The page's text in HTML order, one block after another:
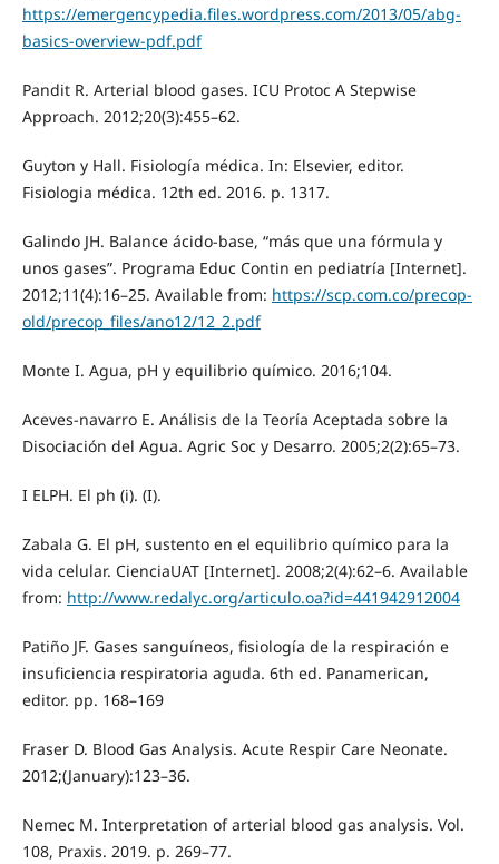
https://emergencypedia.files.wordpress.com/2013/05/abg-
basics-overview-pdf.pdf
Pandit R. Arterial blood gases. ICU Protoc A Stepwise
Approach. 2012;20(3):455–62.
Guyton y Hall. Fisiología médica. In: Elsevier, editor.
Fisiologia médica. 12th ed. 2016. p. 1317.
Galindo JH. Balance ácido-base, “más que una fórmula y
unos gases”. Programa Educ Contin en pediatría [Internet].
2012;11(4):16–25. Available from: https://scp.com.co/precop-
old/precop_files/ano12/12_2.pdf
Monte I. Agua, pH y equilibrio químico. 2016;104.
Aceves-navarro E. Análisis de la Teoría Aceptada sobre la
Disociación del Agua. Agric Soc y Desarro. 2005;2(2):65–73.
I ELPH. El ph (i). (I).
Zabala G. El pH, sustento en el equilibrio químico para la
vida celular. CienciaUAT [Internet]. 2008;2(4):62–6. Available
from: http://www.redalyc.org/articulo.oa?id=441942912004
Patiño JF. Gases sanguíneos, fisiología de la respiración e
insuficiencia respiratoria aguda. 6th ed. Panamerican,
editor. pp. 168–169
Fraser D. Blood Gas Analysis. Acute Respir Care Neonate.
2012;(January):123–36.
Nemec M. Interpretation of arterial blood gas analysis. Vol.
108, Praxis. 2019. p. 269–77.